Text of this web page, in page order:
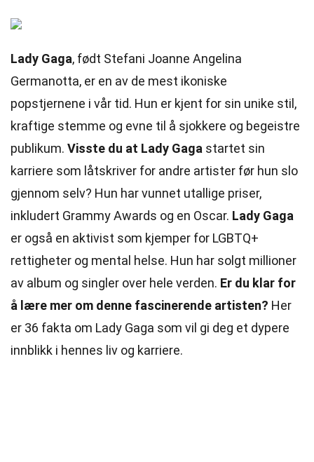
Lady Gaga, født Stefani Joanne Angelina
Germanotta, er en av de mest ikoniske
popstjernene i vår tid. Hun er kjent for sin unike stil,
kraftige stemme og evne til å sjokkere og begeistre
publikum. Visste du at Lady Gaga startet sin
karriere som låtskriver for andre artister før hun slo
gjennom selv? Hun har vunnet utallige priser,
inkludert Grammy Awards og en Oscar. Lady Gaga
er også en aktivist som kjemper for LGBTQ+
rettigheter og mental helse. Hun har solgt millioner
av album og singler over hele verden. Er du klar for
å lære mer om denne fascinerende artisten? Her
er 36 fakta om Lady Gaga som vil gi deg et dypere
innblikk i hennes liv og karriere.